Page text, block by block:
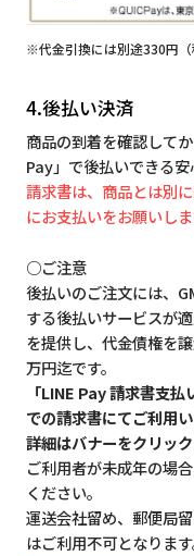
※代金引換には別途330円
4.後払い決済
商品の到着を確認して
Pay」で後払いできる安
請求書は、商品とは別
にお支払いをお願いしま
○ご注意
後払いのご注文には、
する後払いサービスが
を提供し、代金債権を
万円迄です。
「LINE Pay 請求書支
での請求書にてご利用い
詳細はバナーをクリッ
ご利用者が未成年の場
ください。
運送会社留め、郵便局
はご利用不可となります